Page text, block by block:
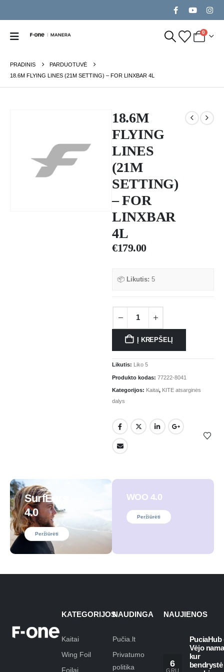
0
PRADINIS
PARDUOTUVĖ
18.6M FLYING LINES (21M SETTING) – FOR LINXBAR 4L
18.6M
FLYING
LINES
(21M
SETTING)
– FOR
LINXBAR
4L
€179.00
📦 Likutis: 5
Į KREPŠELĮ
Likutis: Liko 5
Produkto kodas: 77222-8041
Kategorijos: Kaitai, KITE atsarginės
dalys
SurfEars
4.0
Peržiūrėti
WOO 4.0
Peržiūrėti
KATEGORIJOS
Kaitai
Wing Foil
Foilai
NAUDINGA
Pučia.lt
Privatumo
politika
NAUJIENOS
6
GRU
PuciaHub
Vėjo
kur
bendrystė